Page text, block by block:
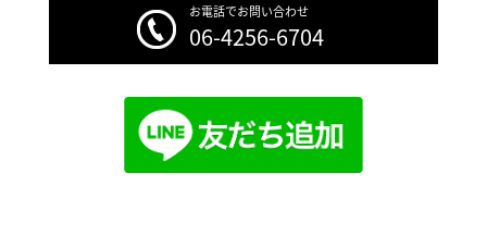
お電話でお問い合わせ
06-4256-6704